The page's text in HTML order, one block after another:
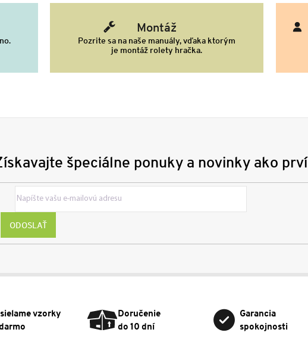
Montáž
Pozrite sa na naše manuály, vďaka ktorým
je montáž rolety hračka.
špeciálne ponuky a novinky ako prví
ODOSLAŤ
vzorky
Doručenie
do 10 dní
Garancia
spokojnosti